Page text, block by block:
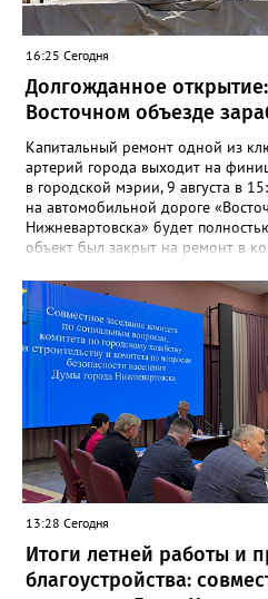
16:25 Сегодня
Долгожданное
Восточном объезде
Капитальный ремонт одной из
артерий города выходит на
в городской мэрии, 9 августа в
на автомобильной дороге
Нижневартовска» будет
объект был закрыт на ремонт в
августа в 15 часов возобновится
средств по путепроводу на
объезд города
Путепровод на Восточном
артерия, соединяющая
трассой. Он пропускает
связывает город с другими
Томской областью. После
направлению серьёзно
соблюдать правила дорожного
внимательными за рулём.
13:28 Сегодня
Итоги летней работы и
благоустройства: